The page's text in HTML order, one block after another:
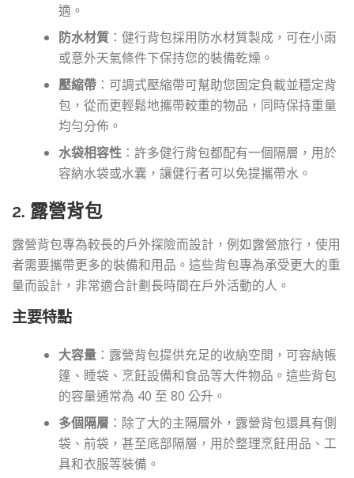
適。
防水材質 ：健行背包採用防水材質製成，可在小雨
或意外天氣條件下保持您的裝備乾燥。
壓縮帶 ：可調式壓縮帶可幫助您固定負載並穩定背
包，從而更輕鬆地攜帶較重的物品，同時保持重量
均勻分佈。
水袋相容性 ：許多健行背包都配有一個隔層，用於
容納水袋或水囊，讓健行者可以免提攜帶水。
2. 露營背包
露營背包專為較長的戶外探險而設計，例如露營旅行，使用
者需要攜帶更多的裝備和用品。這些背包專為承受更大的重
量而設計，非常適合計劃長時間在戶外活動的人。
主要特點
大容量 ：露營背包提供充足的收納空間，可容納帳
篷、睡袋、烹飪設備和食品等大件物品。這些背包
的容量通常為 40 至 80 公升。
多個隔層 ：除了大的主隔層外，露營背包還具有側
袋、前袋，甚至底部隔層，用於整理烹飪用品、工
具和衣服等裝備。